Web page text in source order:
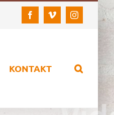
FacebookVimeoInstagram
KONTAKT